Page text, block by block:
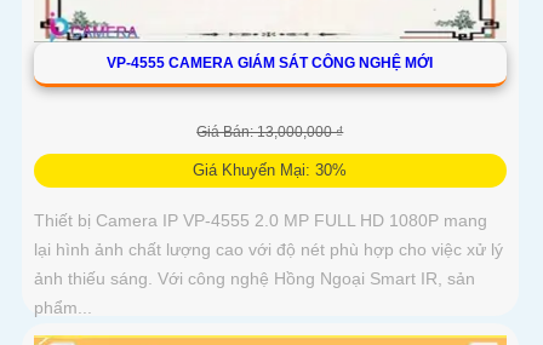
VP-4555 CAMERA GIÁM SÁT CÔNG NGHỆ MỚI
Giá Bán: 13,000,000 ₫
Giá Khuyến Mại: 30%
Thiết bị Camera IP VP-4555 2.0 MP FULL HD 1080P mang
lại hình ảnh chất lượng cao với độ nét phù hợp cho việc xử lý
ảnh thiếu sáng. Với công nghệ Hồng Ngoại Smart IR, sản
phẩm...